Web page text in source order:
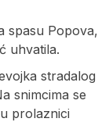
spasu Popova,
uhvatila.
stradalog
snimcima se
prolaznici